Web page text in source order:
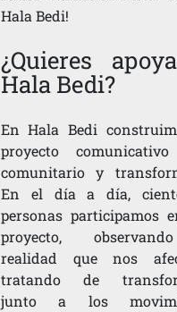
Hala Bedi!
¿Quieres
Hala Bedi?
En Hala Bedi
proyecto
comunitario y
En el día a día,
personas participamos
proyecto,
realidad que nos
tratando de
junto a los